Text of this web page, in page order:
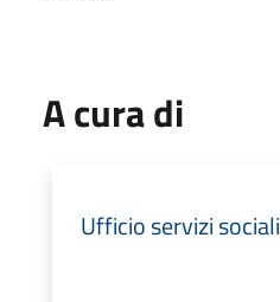
A cura di
Ufficio servizi sociali